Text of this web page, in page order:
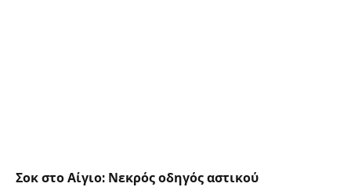
Σοκ στο Αίγιο: Νεκρός οδηγός αστικού